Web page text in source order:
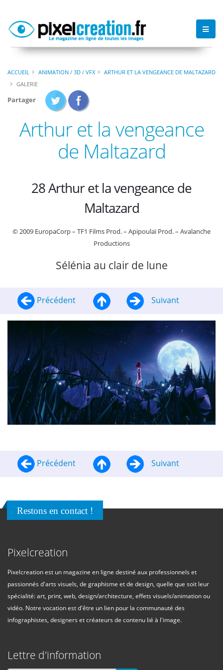
ACCUEIL ANIMATION / 3D / VFX
ARTHUR ET LA VENGEANCE DE MALTAZARD
GALERIE
Partager
Arthur et la vengeance
de Maltazard
28 Arthur et la vengeance de
Maltazard
© 2009 EuropaCorp – TF1 Films Prod. – Apipoulaï Prod. – Avalanche
Productions
Sélénia au clair de lune
Précédent Suivant
Précédent Suivant
Restons en contact !
Pixelcreation
Pixelcreation est un magazine en ligne destiné aux professionnels et
passionnés d'arts visuels, de graphisme et de design, quelle que soit leur
spécialité: art, print, web, design/architecture, effets visuels/animation ou
vidéo. Notre vocation est d'être un lien pour la communauté des
infographistes, designers et créateurs de contenu lié à l'image.
Lettre d'information